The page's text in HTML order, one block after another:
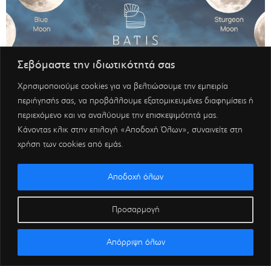
Σεβόμαστε την ιδιωτικότητά σας
Χρησιμοποιούμε cookies για να βελτιώσουμε την εμπειρία
περιήγησής σας, να προβάλλουμε εξατομικευμένες διαφημίσεις ή
περιεχόμενο και να αναλύουμε την επισκεψιμότητά μας.
Κάνοντας κλικ στην επιλογή «Αποδοχή Όλων», συναινείτε στη
χρήση των cookies από εμάς.
Προσαρμογή
Απόρριψη όλων
Αποδοχή όλων